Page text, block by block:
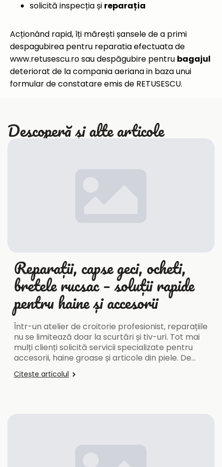
solicită inspecția și reparația
Acționând rapid, îți mărești șansele de a primi
despagubirea pentru reparatia efectuata de
www.retusescu.ro sau despăgubire pentru bagajul
deteriorat de la compania aeriana in baza unui
formular de constatare emis de RETUSESCU.
Descoperă și alte articole
Reparații, capse geci, ocheti,
bretele rucsac – soluții rapide
pentru haine și accesorii
Într-un atelier de croitorie profesionist, reparațiile
nu se limitează doar la scurtări și tiv-uri. Tot mai
mulți clienți solicită servicii specializate pentru
accesorii, haine groase și articole din piele. De…
Citește articolul